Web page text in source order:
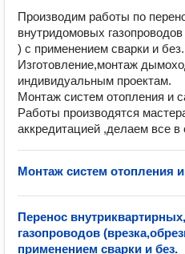
Производим работы по
внутридомовых
) с применением сварки и без.
Изготовление,монтаж
индивидуальным проектам.
Монтаж систем отопления и
Работы производятся
аккредитацией ,делаем все в
Монтаж систем отопления и
Перенос
газопроводов
применением сварки и без.